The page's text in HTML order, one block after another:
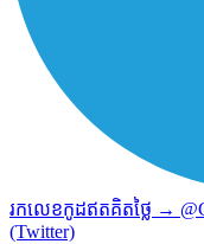
រកលេខកូដឥតគិតថ្លៃ →
(Twitter)